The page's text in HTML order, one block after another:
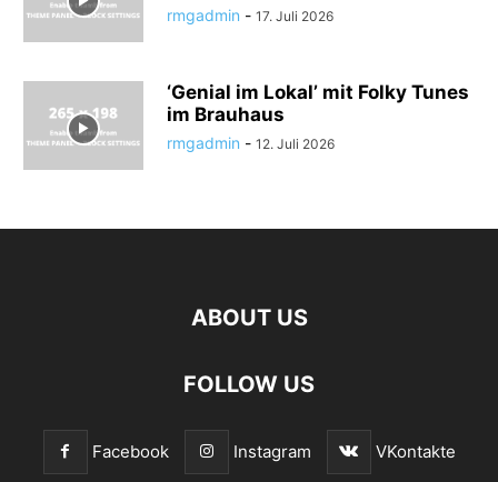
rmgadmin - 17. Juli 2026
‘Genial im Lokal’ mit Folky Tunes
im Brauhaus
rmgadmin - 12. Juli 2026
ABOUT US
FOLLOW US
Facebook Instagram VKontakte